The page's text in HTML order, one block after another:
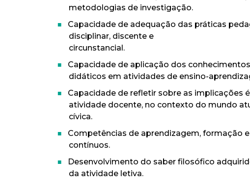
metodologias de investigação.
Capacidade de adequação das práticas
disciplinar, discente e
circunstancial.
Capacidade de aplicação dos
didáticos em atividades de ensino-
Capacidade de refletir sobre as implicações
atividade docente, no contexto do mundo
cívica.
Competências de aprendizagem, formação
contínuos.
Desenvolvimento do saber filosófico
da atividade letiva.